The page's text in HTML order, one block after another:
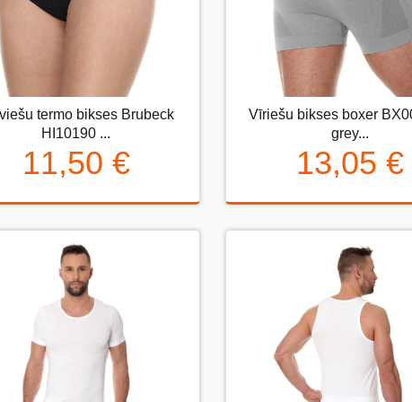
termo bikses Brubeck
HI10190 ...
11,50 €
Sieviešu termo bikses Brubeck
HI10190 ...
11,50 €
Vīriešu bikses boxer
grey...
13,05 €
Vīriešu bikses boxer
grey...
13,05 €